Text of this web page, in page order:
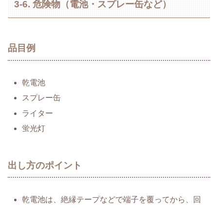
3-6. 危険物（電池・スプレー缶など）
品目例
乾電池
スプレー缶
ライター
蛍光灯
出し方のポイント
乾電池は、絶縁テープなどで端子を覆ってから、回